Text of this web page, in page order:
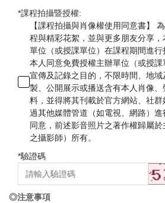
*課程拍攝暨授權:
【課程拍攝與肖像權使用同意書】 為了記錄課程的學習過
程與精彩花絮，並與更多朋友分享
單位（或授課單位）在課程期間進行
本人同意免費授權主辦單位（或授
宣傳及記錄之目的，不限時間、地
製、公開展示或播送含有本人肖像
料，並得將其刊載於官方網站、社
過其他媒體管道（如電視、網路）進行推廣。
同意，前述影音照片之著作權歸屬
之攝影師）所有。
*驗證碼
◎注意事項